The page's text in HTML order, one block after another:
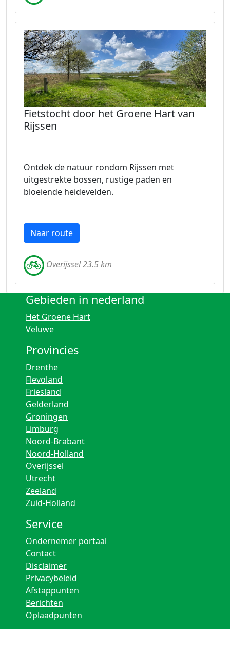
Fietstocht door het Groene Hart van
Rijssen
Ontdek de natuur rondom Rijssen met
uitgestrekte bossen, rustige paden en
bloeiende heidevelden.
Naar route
Overijssel 23.5 km
Gebieden in nederland
Het Groene Hart
Veluwe
Provincies
Drenthe
Flevoland
Friesland
Gelderland
Groningen
Limburg
Noord-Brabant
Noord-Holland
Overijssel
Utrecht
Zeeland
Zuid-Holland
Service
Ondernemer portaal
Contact
Disclaimer
Privacybeleid
Afstappunten
Berichten
Oplaadpunten